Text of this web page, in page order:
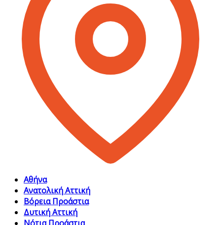
Αθήνα
Ανατολική Αττική
Βόρεια Προάστια
Δυτική Αττική